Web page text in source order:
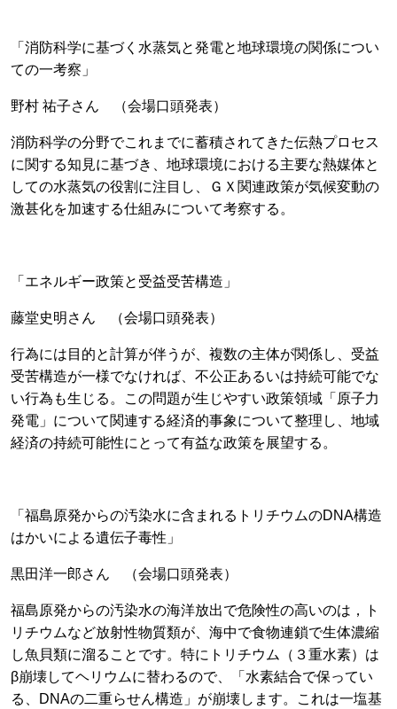
「消防科学に基づく水蒸気と発電と地球環境の関係につい
ての一考察」
野村 祐子さん （会場口頭発表）
消防科学の分野でこれまでに蓄積されてきた伝熱プロセス
に関する知見に基づき、地球環境における主要な熱媒体と
しての水蒸気の役割に注目し、ＧＸ関連政策が気候変動の
激甚化を加速する仕組みについて考察する。
「エネルギー政策と受益受苦構造」
藤堂史明さん （会場口頭発表）
行為には目的と計算が伴うが、複数の主体が関係し、受益
受苦構造が一様でなければ、不公正あるいは持続可能でな
い行為も生じる。この問題が生じやすい政策領域「原子力
発電」について関連する経済的事象について整理し、地域
経済の持続可能性にとって有益な政策を展望する。
「福島原発からの汚染水に含まれるトリチウムのDNA構造
はかいによる遺伝子毒性」
黒田洋一郎さん （会場口頭発表）
福島原発からの汚染水の海洋放出で危険性の高いのは，ト
リチウムなど放射性物質類が、海中で食物連鎖で生体濃縮
し魚貝類に溜ることです。特にトリチウム（３重水素）は
β崩壊してヘリウムに替わるので、「水素結合で保ってい
る、DNAの二重らせん構造」が崩壊します。これは一塩基